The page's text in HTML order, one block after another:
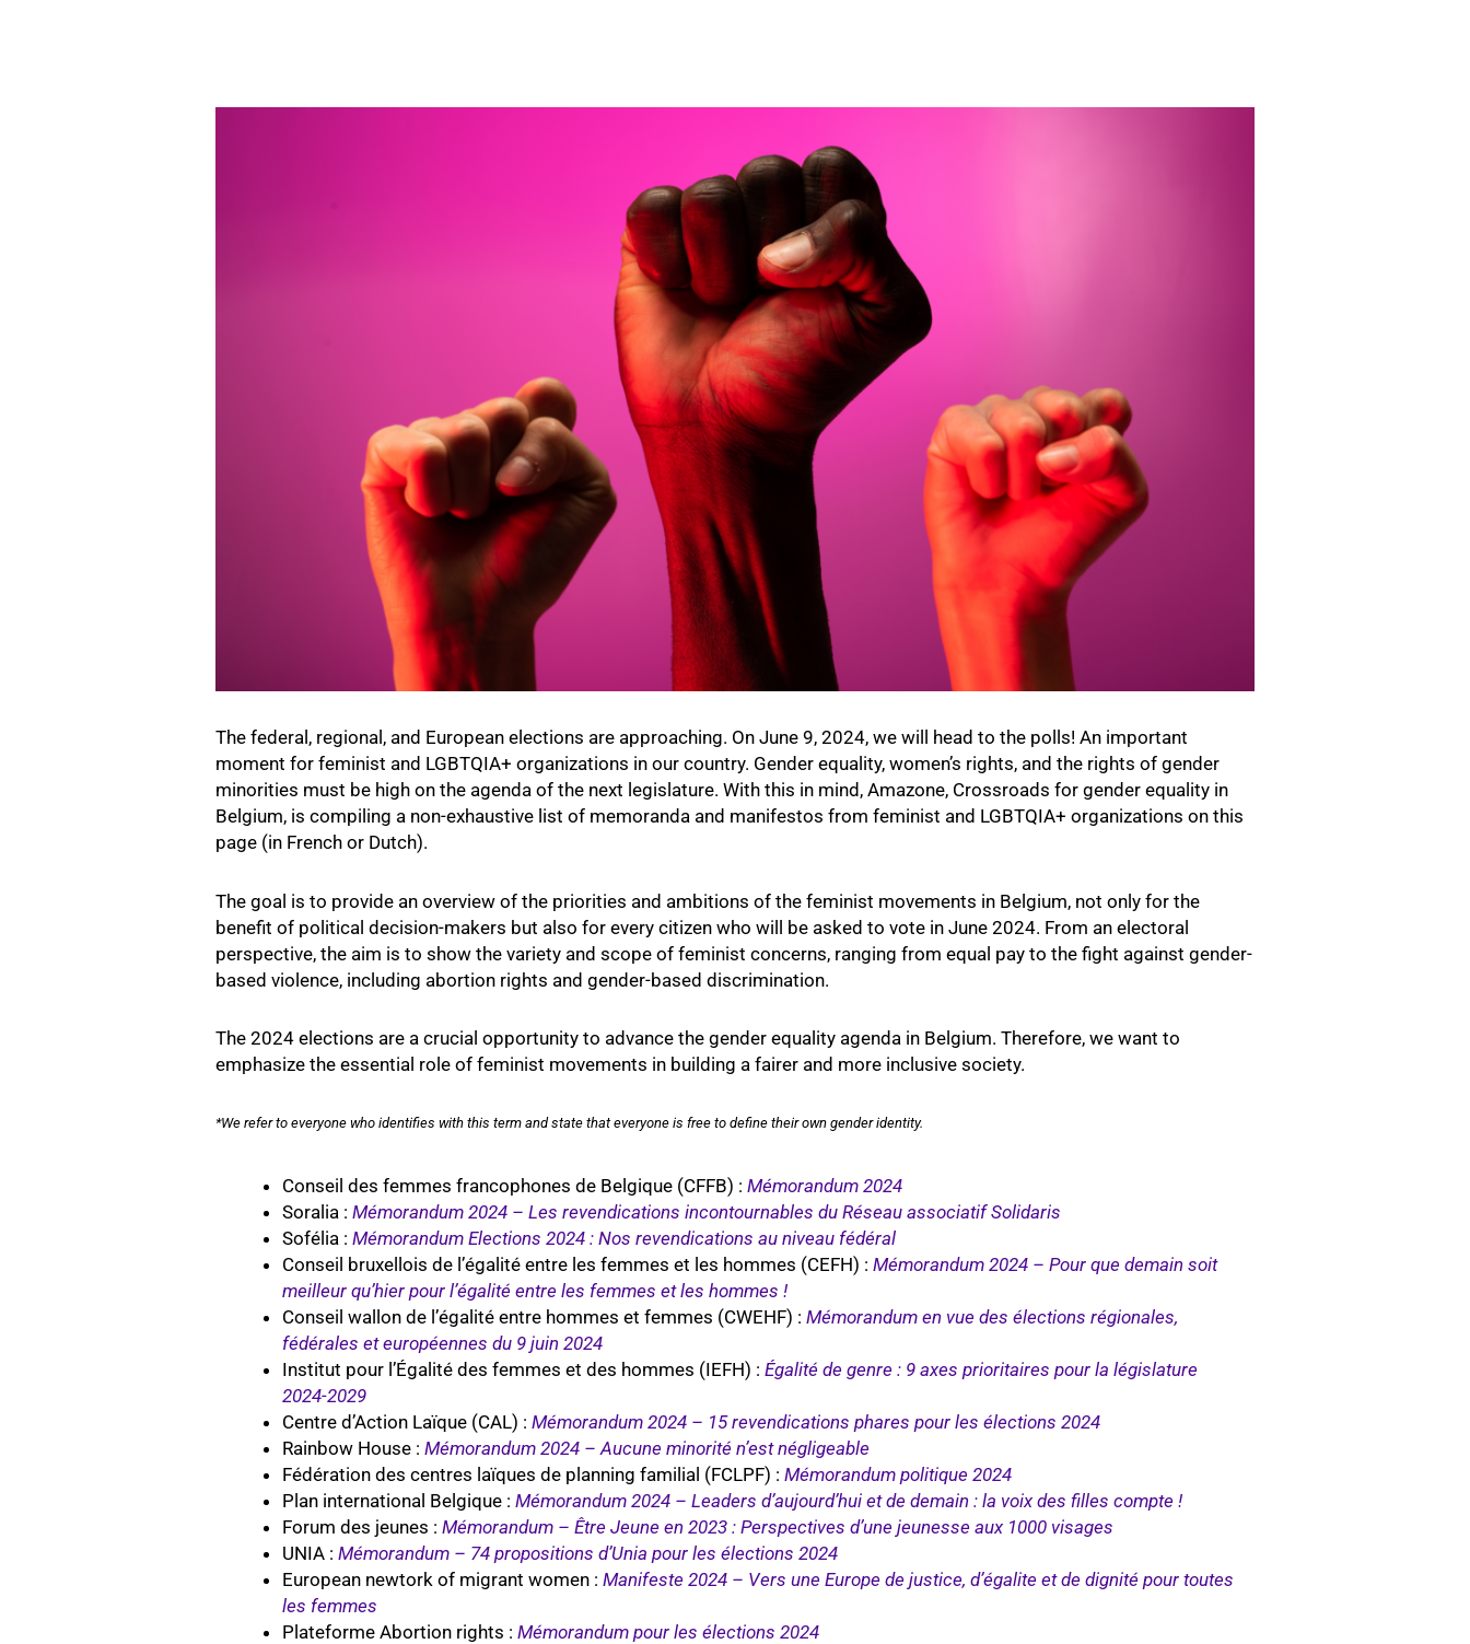
The federal, regional, and European elections are approaching. On June 9, 2024, we will head to the polls! An important
moment for feminist and LGBTQIA+ organizations in our country. Gender equality, women’s rights, and the rights of gender
minorities must be high on the agenda of the next legislature. With this in mind, Amazone, Crossroads for gender equality in
Belgium, is compiling a non-exhaustive list of memoranda and manifestos from feminist and LGBTQIA+ organizations on this
page (in French or Dutch).
The goal is to provide an overview of the priorities and ambitions of the feminist movements in Belgium, not only for the
benefit of political decision-makers but also for every citizen who will be asked to vote in June 2024. From an electoral
perspective, the aim is to show the variety and scope of feminist concerns, ranging from equal pay to the fight against gender-
based violence, including abortion rights and gender-based discrimination.
The 2024 elections are a crucial opportunity to advance the gender equality agenda in Belgium. Therefore, we want to
emphasize the essential role of feminist movements in building a fairer and more inclusive society.
*We refer to everyone who identifies with this term and state that everyone is free to define their own gender identity.
Conseil des femmes francophones de Belgique (CFFB) : Mémorandum 2024
Soralia : Mémorandum 2024 – Les revendications incontournables du Réseau associatif Solidaris
Sofélia : Mémorandum Elections 2024 : Nos revendications au niveau fédéral
Conseil bruxellois de l’égalité entre les femmes et les hommes (CEFH) : Mémorandum 2024 – Pour que demain soit
meilleur qu’hier pour l’égalité entre les femmes et les hommes !
Conseil wallon de l’égalité entre hommes et femmes (CWEHF) : Mémorandum en vue des élections régionales,
fédérales et européennes du 9 juin 2024
Institut pour l’Égalité des femmes et des hommes (IEFH) : Égalité de genre : 9 axes prioritaires pour la législature
2024-2029
Centre d’Action Laïque (CAL) : Mémorandum 2024 – 15 revendications phares pour les élections 2024
Rainbow House : Mémorandum 2024 – Aucune minorité n’est négligeable
Fédération des centres laïques de planning familial (FCLPF) : Mémorandum politique 2024
Plan international Belgique : Mémorandum 2024 – Leaders d’aujourd’hui et de demain : la voix des filles compte !
Forum des jeunes : Mémorandum – Être Jeune en 2023 : Perspectives d’une jeunesse aux 1000 visages
UNIA : Mémorandum – 74 propositions d’Unia pour les élections 2024
European newtork of migrant women : Manifeste 2024 – Vers une Europe de justice, d’égalite et de dignité pour toutes
les femmes
Plateforme Abortion rights : Mémorandum pour les élections 2024